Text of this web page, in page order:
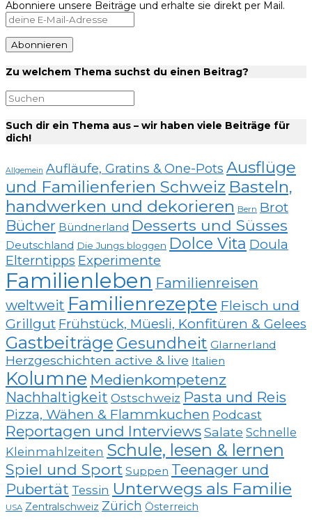
Abonniere unsere Beiträge und erhalte sie direkt per Mail.
Zu welchem Thema suchst du einen Beitrag?
Such dir ein Thema aus – wir haben viele Beiträge für
dich!
Allgemein Aufläufe, Gratins & One-Pots Ausflüge
und Familienferien Schweiz Basteln,
handwerken und dekorieren Bern Brot
Bücher Bündnerland Desserts und Süsses
Deutschland Die Jungs bloggen Dolce Vita Doula
Elterntipps Experimente
Familienleben Familienreisen
weltweit Familienrezepte Fleisch und
Grillgut Frühstück, Müesli, Konfitüren & Gelees
Gastbeiträge Gesundheit Glarnerland
Herzgeschichten active & live Italien
Kolumne Medienkompetenz
Nachhaltigkeit Ostschweiz Pasta und Reis
Pizza, Wähen & Flammkuchen Podcast
Reportagen und InterviewsSalate Schnelle
Kleinmahlzeiten Schule, lesen & lernen
Spiel und Sport Suppen Teenager und
Pubertät Tessin Unterwegs als Familie
USA Zentralschweiz Zürich Österreich